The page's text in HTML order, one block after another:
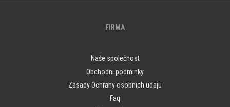
FIRMA
Naše společnost
Obchodni podminky
Zasady Ochrany osobnich udaju
Faq